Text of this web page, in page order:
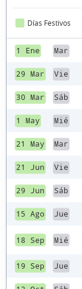
Días Festivos
1 Ene Mar
29 Mar Vie
30 Mar Sáb
1 May Mié
21 May Mar
21 Jun Vie
29 Jun Sáb
15 Ago Jue
18 Sep Mié
19 Sep Jue